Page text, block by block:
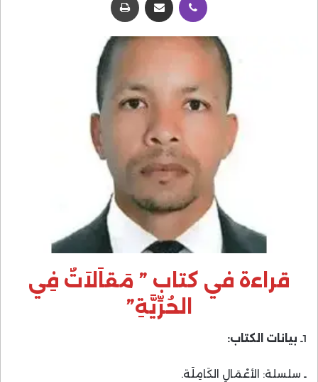
قراءة في كتاب ” مَقاَلاَتٌ فِي
الحُرِّيَّةِ”
1ـ بيانات الكتاب:
ـ سلسلة: الأعْمَالِ الكَامِلَة.